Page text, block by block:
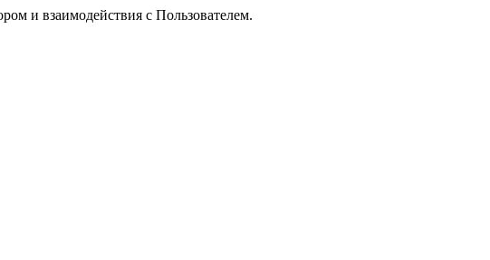
и взаимодействия с Пользователем.